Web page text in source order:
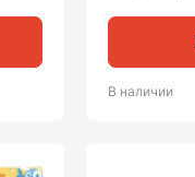
В наличии